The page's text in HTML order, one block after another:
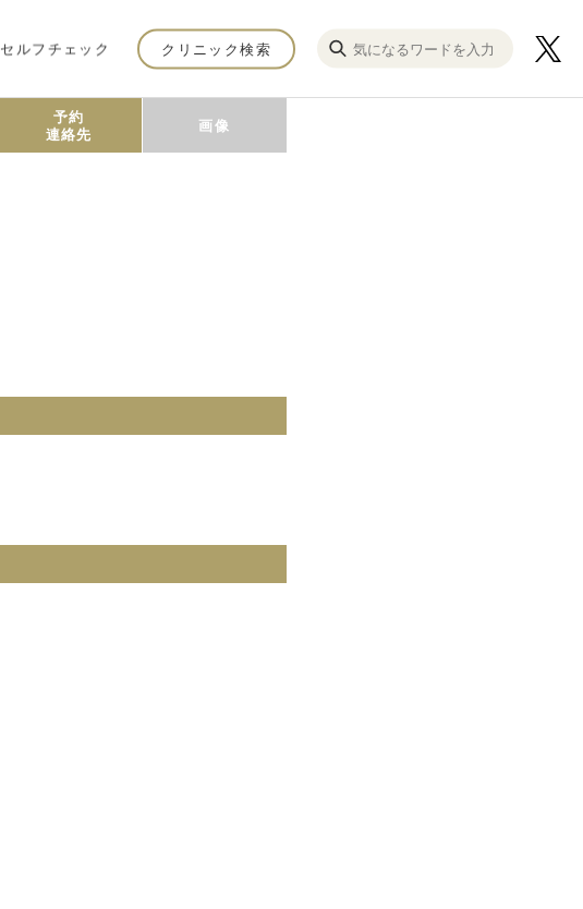
セルフチェック クリニック検索
予約
連絡先
画像